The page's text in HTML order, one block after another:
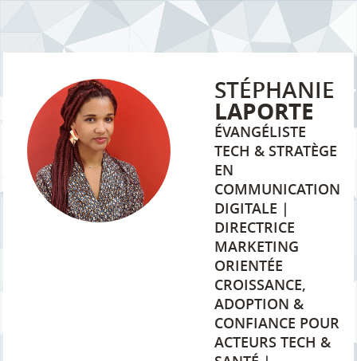
STÉPHANIE
LAPORTE
ÉVANGÉLISTE
TECH & STRATÈGE
EN
COMMUNICATION
DIGITALE |
DIRECTRICE
MARKETING
ORIENTÉE
CROISSANCE,
ADOPTION &
CONFIANCE POUR
ACTEURS TECH &